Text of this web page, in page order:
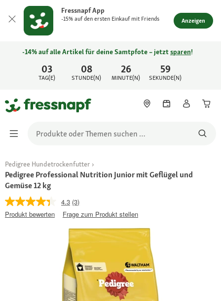
Fressnapf App
-15% auf den ersten Einkauf mit Friends Anzeigen
03
TAG(E)
08
STUNDE(N)
26
MINUTE(N)
59
SEKUNDE(N)
-14% auf alle Artikel für deine Samtpfote – jetztsparen!
Pedigree Hundetrockenfutter
Pedigree Professional Nutrition Junior mit Geflügel und
Gemüse 12 kg
4.3 (3)
Produkt bewerten
Frage zum Produkt stellen